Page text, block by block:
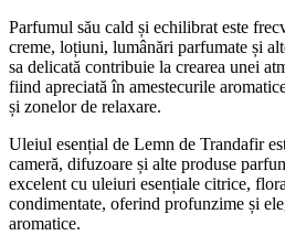
Parfumul său cald și echilibrat este
creme, loțiuni, lumânări parfumate și
sa delicată contribuie la crearea unei
fiind apreciată în amestecurile
și zonelor de relaxare.
Uleiul esențial de Lemn de Trandafir
cameră, difuzoare și alte produse
excelent cu uleiuri esențiale citrice,
condimentate, oferind profunzime și
aromatice.